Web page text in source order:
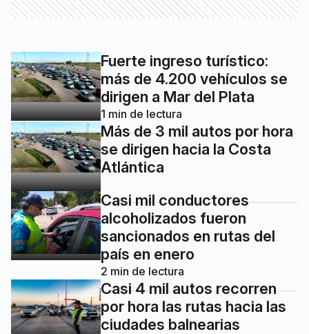
Fuerte ingreso turístico:
más de 4.200 vehículos se
dirigen a Mar del Plata
1 min de lectura
Más de 3 mil autos por hora
se dirigen hacia la Costa
Atlántica
Casi mil conductores
alcoholizados fueron
sancionados en rutas del
país en enero
2 min de lectura
Casi 4 mil autos recorren
por hora las rutas hacia las
ciudades balnearias